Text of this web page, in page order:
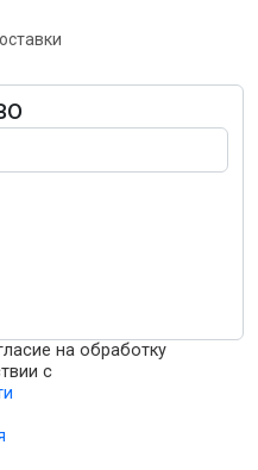
на обработку
с